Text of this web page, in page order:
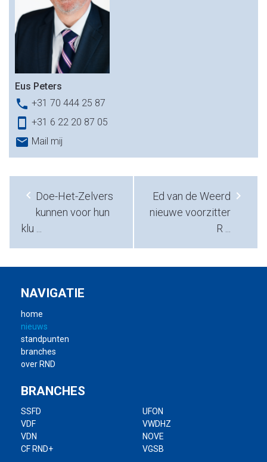
Eus Peters
phone +31 70 444 25 87
smartphone +31 6 22 20 87 05
email Mail mij
chevron_left Doe-Het-Zelvers
kunnen voor hun
klu ...
Ed van de Weerd
nieuwe voorzitter
R ...
chevron_right
NAVIGATIE
home
nieuws
standpunten
branches
over RND
BRANCHES
SSFD
VDF
VDN
CF RND+
UFON
VWDHZ
NOVE
VGSB